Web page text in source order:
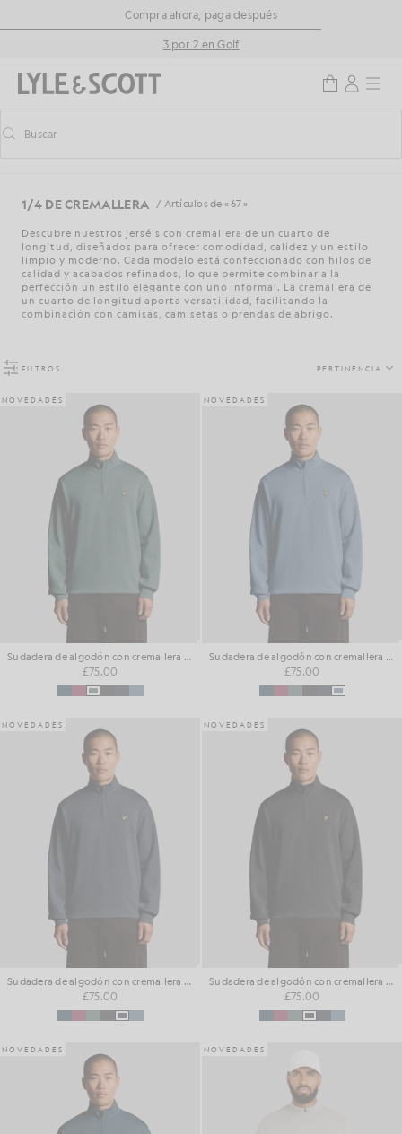
Saltar al contenido principal
Información de accesibilidadCompra ahora, paga después
3 por 2 en Golf
Activar/desactivar la búsqueda predictiva
Buscar
1/4 DE CREMALLERA / Artículos de « 67 »
Descubre nuestros jerséis con cremallera de un cuarto de
longitud, diseñados para ofrecer comodidad, calidez y un estilo
limpio y moderno. Cada modelo está confeccionado con hilos de
calidad y acabados refinados, lo que permite combinar a la
perfección un estilo elegante con uno informal. La cremallera de
un cuarto de longitud aporta versatilidad, facilitando la
combinación con camisas, camisetas o prendas de abrigo.
FILTROS PERTINENCIA
NOVEDADES
Sudadera de algodón con cremallera de 1/4 para el día a día
£75.00
NOVEDADES
Sudadera de algodón con cremallera de 1/4 para el día a día
£75.00
NOVEDADES
Sudadera de algodón con cremallera de 1/4 para el día a día
£75.00
NOVEDADES
Sudadera de algodón con cremallera de 1/4 para el día a día
£75.00
NOVEDADES NOVEDADES